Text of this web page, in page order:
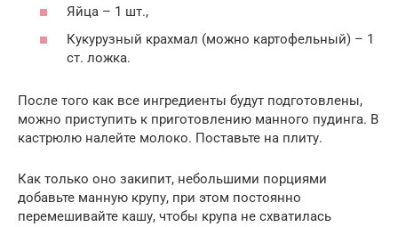
Яйца – 1 шт.,
Кукурузный крахмал (можно картофельный) – 1
ст. ложка.
После того как все ингредиенты будут подготовлены,
можно приступить к приготовлению манного пудинга. В
кастрюлю налейте молоко. Поставьте на плиту.
Как только оно закипит, небольшими порциями
добавьте манную крупу, при этом постоянно
перемешивайте кашу, чтобы крупа не схватилась